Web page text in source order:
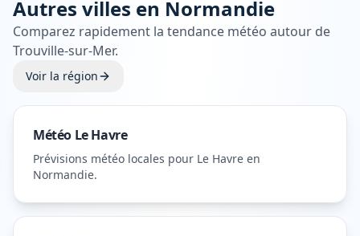
Autres villes en Normandie
Comparez rapidement la tendance météo autour de
Trouville-sur-Mer.
Voir la région
Météo Le Havre
Prévisions météo locales pour Le Havre en
Normandie.